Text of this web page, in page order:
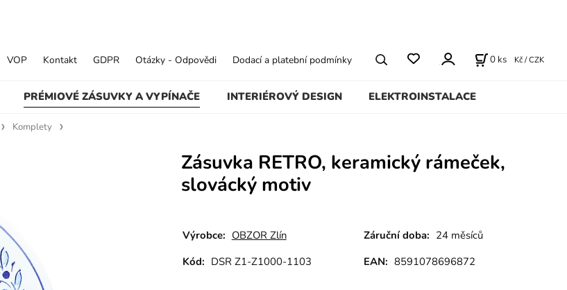
PRÉMIOVÉ ZÁSUVKY A VYPÍNAČE INTERIÉROVÝ DESIGN ELEKTROINSTALACE
VOP Kontakt GDPR Otázky - Odpovědi Dodací a platební podmínky 0 ks Kč / CZK
Komplety
Zásuvka RETRO, keramický rámeček,
slovácký motiv
Výrobce: OBZOR Zlín Záruční doba: 24 měsíců
Kód: DSR Z1-Z1000-1103 EAN: 8591078696872